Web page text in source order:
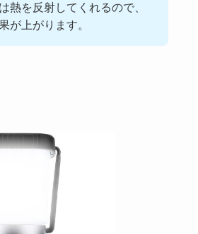
熱を反射してくれるので、
が上がります。